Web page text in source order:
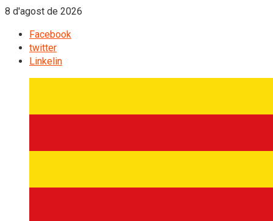
8 d'agost de 2026
Facebook
twitter
Linkelin